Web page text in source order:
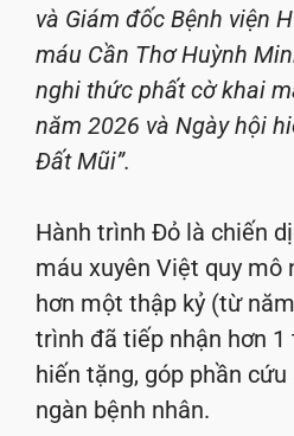
và Giám đốc Bệnh viện
máu Cần Thơ Huỳnh
nghi thức phất cờ khai
năm 2026 và Ngày hội
Đất Mũi”.
Hành trình Đỏ là chiến
máu xuyên Việt quy mô
hơn một thập kỷ (từ
trình đã tiếp nhận hơn
hiến tặng, góp phần
ngàn bệnh nhân.